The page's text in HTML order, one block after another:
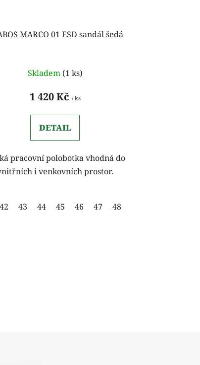
MARCO 01 ESD sandál šedá
Skladem (1 ks)
1 420 Kč / ks
DETAIL
pracovní polobotka vhodná do
i venkovních prostor.
42 43 44 45 46 47 48